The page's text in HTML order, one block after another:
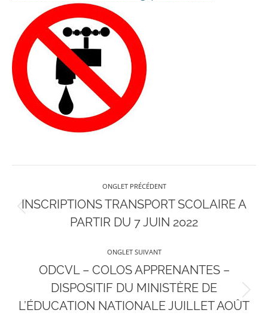
Navigation
de
commentaire
ONGLET PRÉCÉDENT
Onglet
précédent
INSCRIPTIONS TRANSPORT SCOLAIRE A
PARTIR DU 7 JUIN 2022
ONGLET SUIVANT
Onglet
suivant
ODCVL – COLOS APPRENANTES –
DISPOSITIF DU MINISTÈRE DE
L’ÉDUCATION NATIONALE JUILLET AOÛT